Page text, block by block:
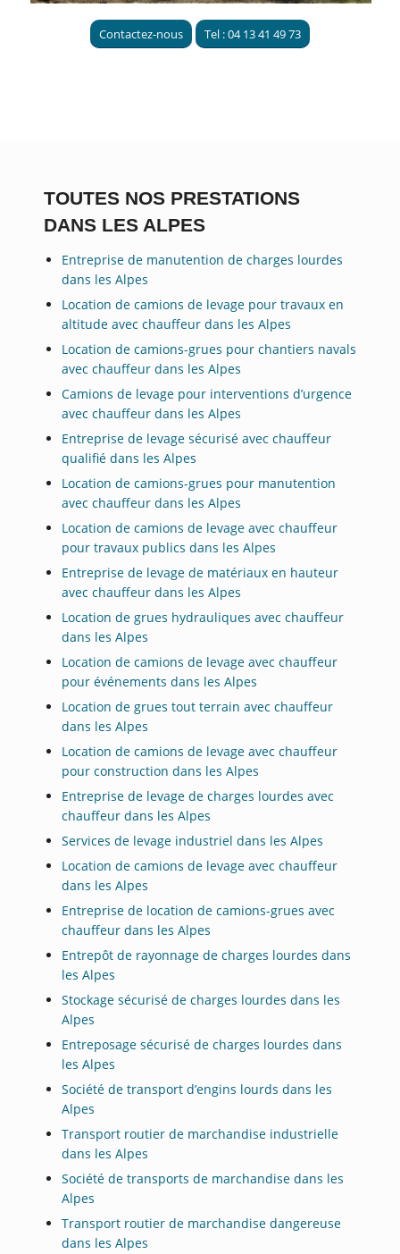
Contactez-nous Tel : 04 13 41 49 73
TOUTES NOS PRESTATIONS
DANS LES ALPES
Entreprise de manutention de charges lourdes
dans les Alpes
Location de camions de levage pour travaux en
altitude avec chauffeur dans les Alpes
Location de camions-grues pour chantiers navals
avec chauffeur dans les Alpes
Camions de levage pour interventions d’urgence
avec chauffeur dans les Alpes
Entreprise de levage sécurisé avec chauffeur
qualifié dans les Alpes
Location de camions-grues pour manutention
avec chauffeur dans les Alpes
Location de camions de levage avec chauffeur
pour travaux publics dans les Alpes
Entreprise de levage de matériaux en hauteur
avec chauffeur dans les Alpes
Location de grues hydrauliques avec chauffeur
dans les Alpes
Location de camions de levage avec chauffeur
pour événements dans les Alpes
Location de grues tout terrain avec chauffeur
dans les Alpes
Location de camions de levage avec chauffeur
pour construction dans les Alpes
Entreprise de levage de charges lourdes avec
chauffeur dans les Alpes
Services de levage industriel dans les Alpes
Location de camions de levage avec chauffeur
dans les Alpes
Entreprise de location de camions-grues avec
chauffeur dans les Alpes
Entrepôt de rayonnage de charges lourdes dans
les Alpes
Stockage sécurisé de charges lourdes dans les
Alpes
Entreposage sécurisé de charges lourdes dans
les Alpes
Société de transport d’engins lourds dans les
Alpes
Transport routier de marchandise industrielle
dans les Alpes
Société de transports de marchandise dans les
Alpes
Transport routier de marchandise dangereuse
dans les Alpes